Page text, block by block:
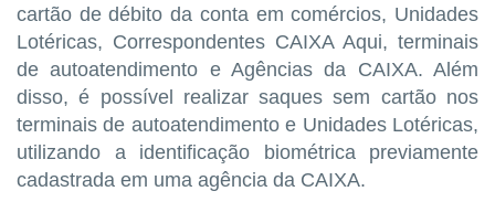
cartão de débito da conta em comércios, Unidades
Lotéricas, Correspondentes CAIXA Aqui, terminais
de autoatendimento e Agências da CAIXA. Além
disso, é possível realizar saques sem cartão nos
terminais de autoatendimento e Unidades Lotéricas,
utilizando a identificação biométrica previamente
cadastrada em uma agência da CAIXA.